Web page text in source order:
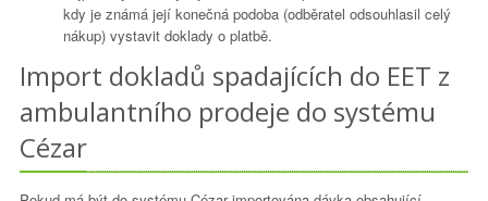
kdy je známá její konečná podoba (odběratel odsouhlasil celý
nákup) vystavit doklady o platbě.
Import dokladů spadajících do EET z
ambulantního prodeje do systému
Cézar